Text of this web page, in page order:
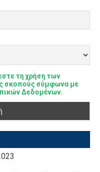
τη χρήση των
σκοπούς σύμφωνα με
Δεδομένων.